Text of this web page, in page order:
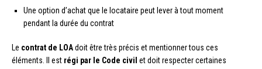
Une option d’achat que le locataire peut lever à tout moment
pendant la durée du contrat
Le contrat de LOAdoit être très précis et mentionner tous ces
éléments. Il est régi par le Code civil et doit respecter certaines